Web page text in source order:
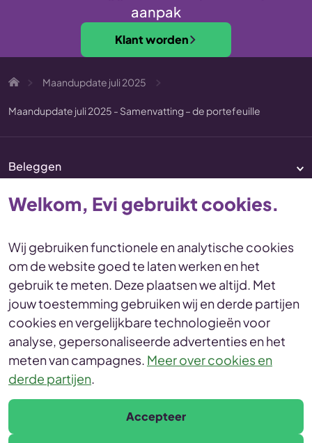
aanpak
Klant worden
Maandupdate juli 2025
Maandupdate juli 2025 - Samenvatting – de portefeuille
Beleggen
Vermogenscoaching
DisclaimerVoorwaarden
Privacy en cookies Statement
Toegankelijkheid Duurzaamheid
Duurzaamheidsinformatie
Duurzaamheidsprofiel
© Evi van Lanschot
Welkom, Evi gebruikt cookies.
Wij gebruiken functionele en analytische cookies
om de website goed te laten werken en het
gebruik te meten. Deze plaatsen we altijd. Met
jouw toestemming gebruiken wij en derde partijen
cookies en vergelijkbare technologieën voor
analyse, gepersonaliseerde advertenties en het
meten van campagnes. Meer over cookies en
derde partijen.
Accepteer